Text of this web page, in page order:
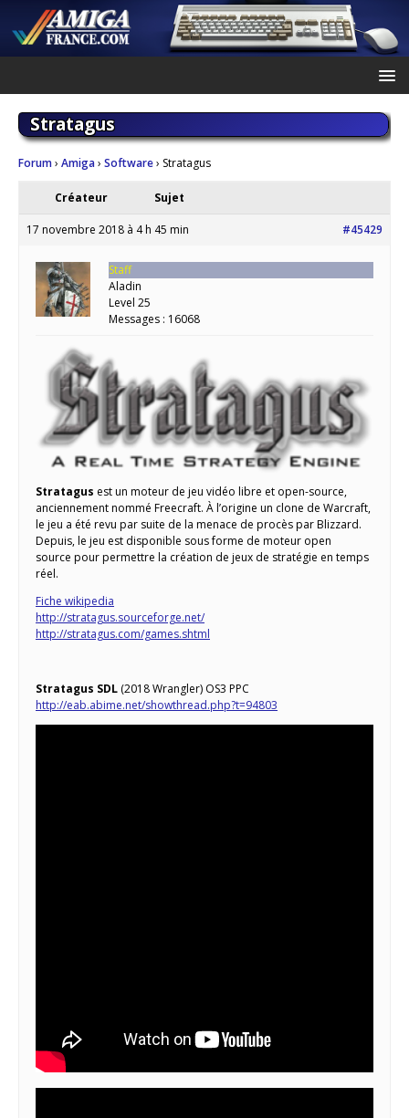
Stratagus
Forum› Amiga› Software› Stratagus
Créateur Sujet
17 novembre 2018 à 4 h 45 min #45429
Staff
Aladin
Level 25
Messages : 16068
Stratagus est un moteur de jeu vidéo libre et open-source,
anciennement nommé Freecraft. À l’origine un clone de Warcraft,
le jeu a été revu par suite de la menace de procès par Blizzard.
Depuis, le jeu est disponible sous forme de moteur open
source pour permettre la création de jeux de stratégie en temps
réel.
Fiche wikipedia
http://stratagus.sourceforge.net/
http://stratagus.com/games.shtml
Stratagus SDL (2018 Wrangler) OS3 PPC
http://eab.abime.net/showthread.php?t=94803